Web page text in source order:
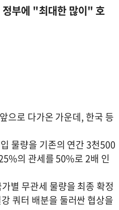
정부에 "최대한 많이" 호
으로 다가온 가운데, 한국 등
물량을 기존의 연간 3천500
의 관세를 50%로 2배 인
별 무관세 물량을 최종 확정
쿼터 배분을 둘러싼 협상을